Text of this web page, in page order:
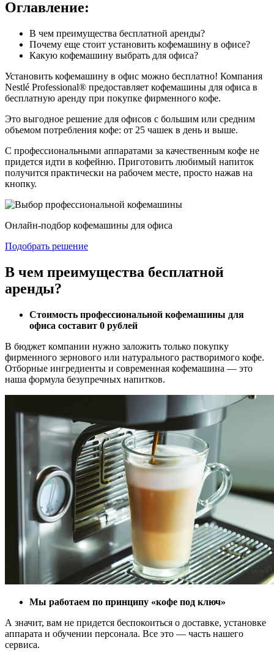
Оглавление:
В чем преимущества бесплатной аренды?
Почему еще стоит установить кофемашину в офисе?
Какую кофемашину выбрать для офиса?
Установить кофемашину в офис можно бесплатно! Компания
Nestlé Professional® предоставляет кофемашины для офиса в
бесплатную аренду при покупке фирменного кофе.
Это выгодное решение для офисов с большим или средним
объемом потребления кофе: от 25 чашек в день и выше.
С профессиональными аппаратами за качественным кофе не
придется идти в кофейню. Приготовить любимый напиток
получится практически на рабочем месте, просто нажав на
кнопку.
Онлайн-подбор кофемашины для офиса
Подобрать решение
В чем преимущества бесплатной
аренды?
Стоимость профессиональной кофемашины для
офиса составит 0 рублей
В бюджет компании нужно заложить только покупку
фирменного зернового или натурального растворимого кофе.
Отборные ингредиенты и современная кофемашина — это
наша формула безупречных напитков.
Мы работаем по принципу «кофе под ключ»
А значит, вам не придется беспокоиться о доставке, установке
аппарата и обучении персонала. Все это — часть нашего
сервиса.